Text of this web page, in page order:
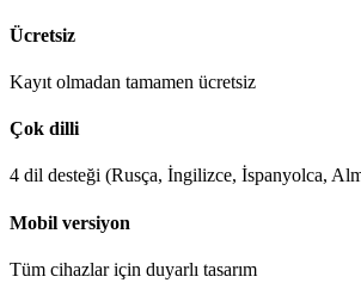
Ücretsiz
Kayıt olmadan tamamen ücretsiz
Çok dilli
4 dil desteği (Rusça, İngilizce, İspanyolca,
Mobil versiyon
Tüm cihazlar için duyarlı tasarım